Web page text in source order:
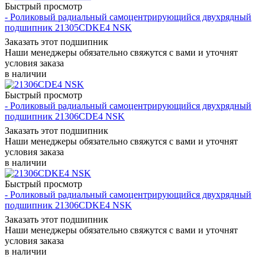
Быстрый просмотр
- Роликовый радиальный самоцентрирующийся двухрядный
подшипник 21305CDKE4 NSK
Заказать этот подшипник
Наши менеджеры обязательно свяжутся с вами и уточнят
условия заказа
в наличии
Быстрый просмотр
- Роликовый радиальный самоцентрирующийся двухрядный
подшипник 21306CDE4 NSK
Заказать этот подшипник
Наши менеджеры обязательно свяжутся с вами и уточнят
условия заказа
в наличии
Быстрый просмотр
- Роликовый радиальный самоцентрирующийся двухрядный
подшипник 21306CDKE4 NSK
Заказать этот подшипник
Наши менеджеры обязательно свяжутся с вами и уточнят
условия заказа
в наличии